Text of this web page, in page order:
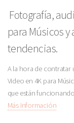
Fotografía,
para Músicos
tendencias.
A la hora de contratar
Video en 4K para
que están
Más Información